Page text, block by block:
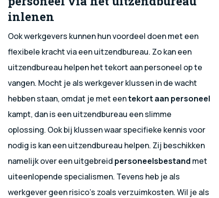
inlenen
Ook werkgevers kunnen hun voordeel doen met een
flexibele kracht via een uitzendbureau. Zo kan een
uitzendbureau helpen het tekort aan personeel op te
vangen. Mocht je als werkgever klussen in de wacht
hebben staan, omdat je met eentekort aan personeel
kampt, dan is een uitzendbureau een slimme
oplossing. Ook bij klussen waar specifieke kennis voor
nodig is kan een uitzendbureau helpen. Zij beschikken
namelijk over een uitgebreid personeelsbestand met
uiteenlopende specialismen. Tevens heb je als
werkgever geen risico’s zoals verzuimkosten. Wil je als